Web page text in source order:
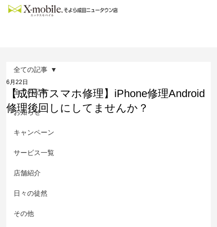
全ての記事
お知らせ
キャンペーン
サービス一覧
店舗紹介
日々の徒然
その他
全ての記事
【成田市スマホ修理】iPhone修理Android
修理後回しにしてませんか？
6月22日